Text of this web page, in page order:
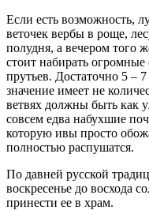
Если есть возможность,
веточек вербы в роще,
полудня, а вечером того
стоит набирать
прутьев. Достаточно 5 – 7
значение имеет не
ветвях должны быть как
совсем едва набухшие
которую ивы просто
полностью распушатся.
По давней русской
воскресенье до восхода
принести ее в храм.